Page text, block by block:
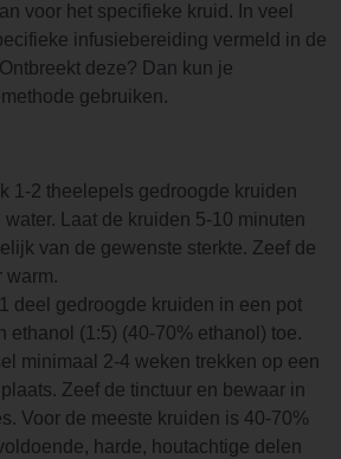
voor het specifieke kruid. In veel
infusiebereiding vermeld in de
deze? Dan kun je
gebruiken.
1-2 theelepels gedroogde kruiden
Laat de kruiden 5-10 minuten
van de gewenste sterkte. Zeef de
warm.
deel gedroogde kruiden in een pot
ethanol (1:5) (40-70% ethanol) toe.
minimaal 2-4 weken trekken op een
Zeef de tinctuur en bewaar in
Voor de meeste kruiden is 40-70%
harde, houtachtige delen